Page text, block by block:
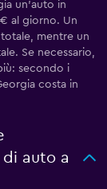
un'auto in
al giorno. Un
mentre un
Se necessario,
secondo i
costa in
auto a